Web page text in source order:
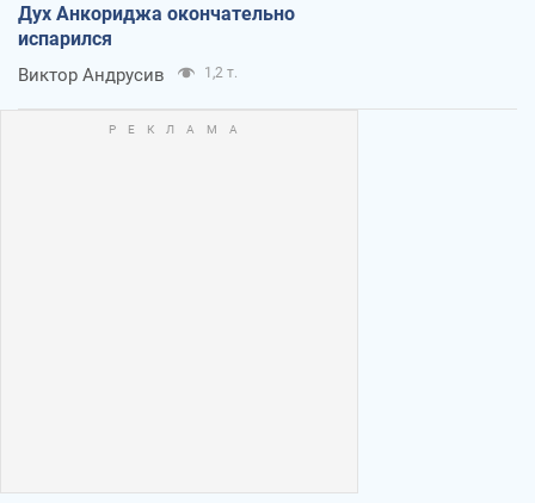
Дух Анкориджа окончательно
испарился
Виктор Андрусив 1,2 т.